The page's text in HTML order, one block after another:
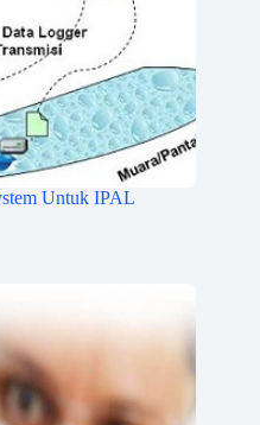
Untuk IPAL